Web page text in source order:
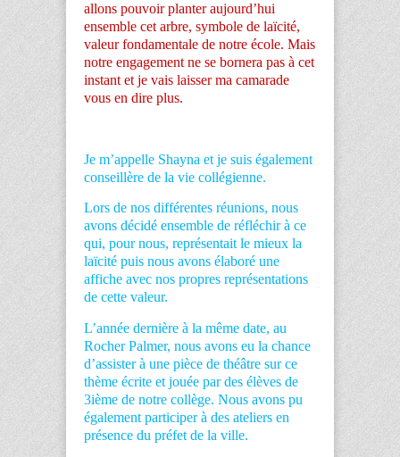
allons pouvoir planter aujourd’hui
ensemble cet arbre, symbole de laïcité,
valeur fondamentale de notre école. Mais
notre engagement ne se bornera pas à cet
instant et je vais laisser ma camarade
vous en dire plus.
Je m’appelle Shayna et je suis également
conseillère de la vie collégienne.
Lors de nos différentes réunions, nous
avons décidé ensemble de réfléchir à ce
qui, pour nous, représentait le mieux la
laïcité puis nous avons élaboré une
affiche avec nos propres représentations
de cette valeur.
L’année dernière à la même date, au
Rocher Palmer, nous avons eu la chance
d’assister à une pièce de théâtre sur ce
thème écrite et jouée par des élèves de
3ième de notre collège. Nous avons pu
également participer à des ateliers en
présence du préfet de la ville.